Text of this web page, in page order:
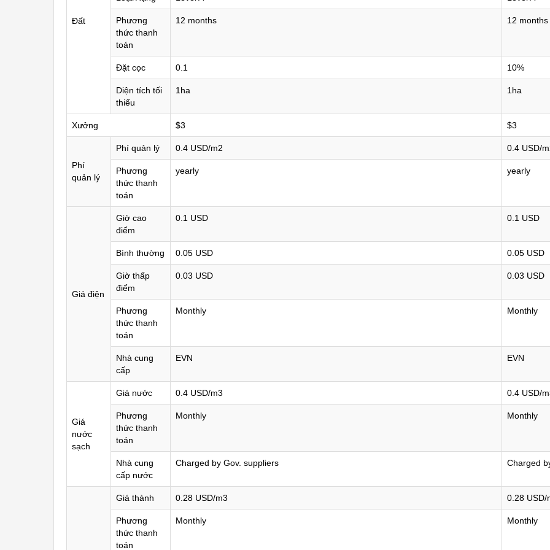
Đất
Phương
thức thanh
toán
12 months 12 months
Đặt cọc 0.1 10%
Diện tích tối
thiểu
1ha 1ha
Xưởng $3 $3
Phí
quản lý
Phí quản lý 0.4 USD/m2 0.4 USD/
Phương
thức thanh
toán
yearly yearly
Giá điện
Giờ cao
điểm
0.1 USD 0.1 USD
Bình thường 0.05 USD 0.05 USD
Giờ thấp
điểm
0.03 USD 0.03 USD
Phương
thức thanh
toán
Monthly Monthly
Nhà cung
cấp
EVN EVN
Giá
nước
sạch
Giá nước 0.4 USD/m3 0.4 USD/
Phương
thức thanh
toán
Monthly Monthly
Nhà cung
cấp nước
Charged by Gov. suppliers Charged
Giá thành 0.28 USD/m3 0.28 USD/
Phương
thức thanh
toán
Monthly Monthly